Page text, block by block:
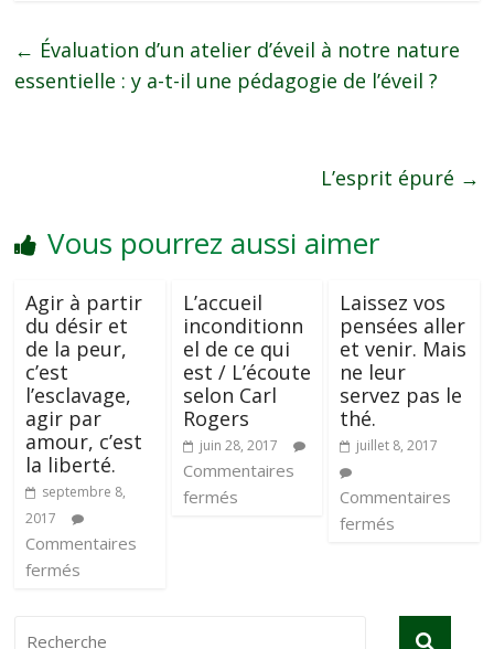
← Évaluation d’un atelier d’éveil à notre nature
essentielle : y a-t-il une pédagogie de l’éveil ?
L’esprit épuré →
Vous pourrez aussi aimer
Agir à partir
du désir et
de la peur,
c’est
l’esclavage,
agir par
amour, c’est
la liberté.
septembre 8,
2017
Commentaires
fermés
L’accueil
inconditionn
el de ce qui
est / L’écoute
selon Carl
Rogers
juin 28, 2017
Commentaires
fermés
Laissez vos
pensées aller
et venir. Mais
ne leur
servez pas le
thé.
juillet 8, 2017
Commentaires
fermés